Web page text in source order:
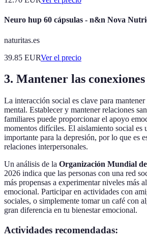
Neuro hup 60 cápsulas - n&n Nova
naturitas.es
39.85 EURVer el precio
3. Mantener las conexiones
La interacción social es clave para mantener
mental. Establecer y mantener relaciones
familiares puede proporcionar el apoyo
momentos difíciles. El aislamiento social es
importante para la depresión, por lo que es
relaciones interpersonales.
Un análisis de la Organización Mundial
2026 indica que las personas con una red
más propensas a experimentar niveles más
emocional. Participar en actividades con
sociales, o simplemente tomar un café con
gran diferencia en tu bienestar emocional.
Actividades recomendadas: